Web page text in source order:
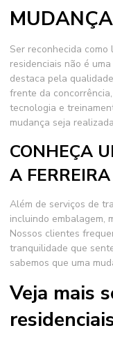
Ser reconhecida como
residenciais não é
destaca pela
frente da
tecnologia e
mudança seja
CONHEÇA
A
Além de serviços de
incluindo embalagem,
Nossos clientes
tranquilidade que
sabemos que uma
Veja mais